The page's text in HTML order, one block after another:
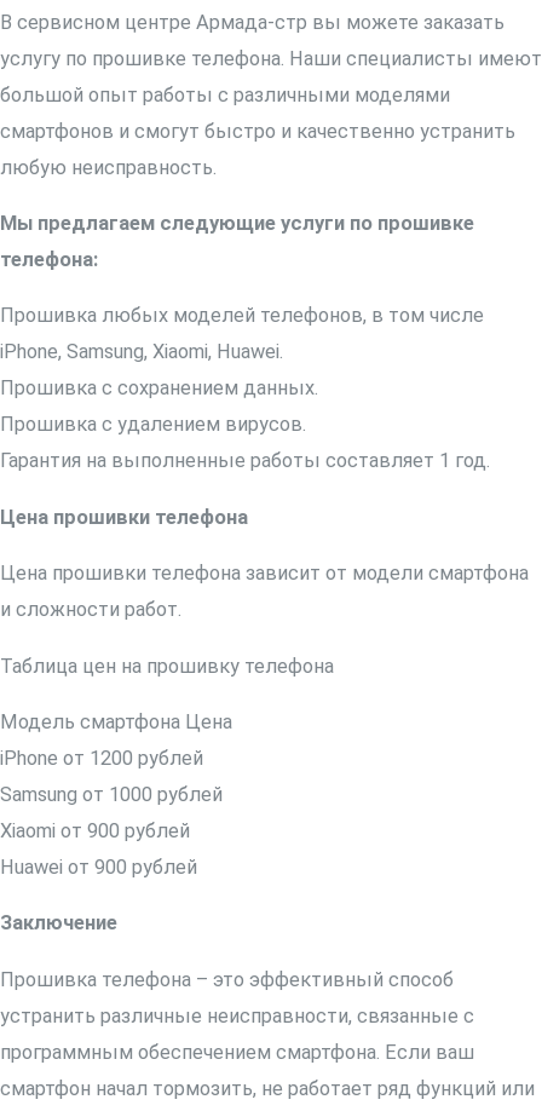
В сервисном центре Армада-стр вы можете заказать
услугу по прошивке телефона. Наши специалисты имеют
большой опыт работы с различными моделями
смартфонов и смогут быстро и качественно устранить
любую неисправность.
Мы предлагаем следующие услуги по прошивке
телефона:
Прошивка любых моделей телефонов, в том числе
iPhone, Samsung, Xiaomi, Huawei.
Прошивка с сохранением данных.
Прошивка с удалением вирусов.
Гарантия на выполненные работы составляет 1 год.
Цена прошивки телефона
Цена прошивки телефона зависит от модели смартфона
и сложности работ.
Таблица цен на прошивку телефона
Модель смартфона Цена
iPhone от 1200 рублей
Samsung от 1000 рублей
Xiaomi от 900 рублей
Huawei от 900 рублей
Заключение
Прошивка телефона – это эффективный способ
устранить различные неисправности, связанные с
программным обеспечением смартфона. Если ваш
смартфон начал тормозить, не работает ряд функций или